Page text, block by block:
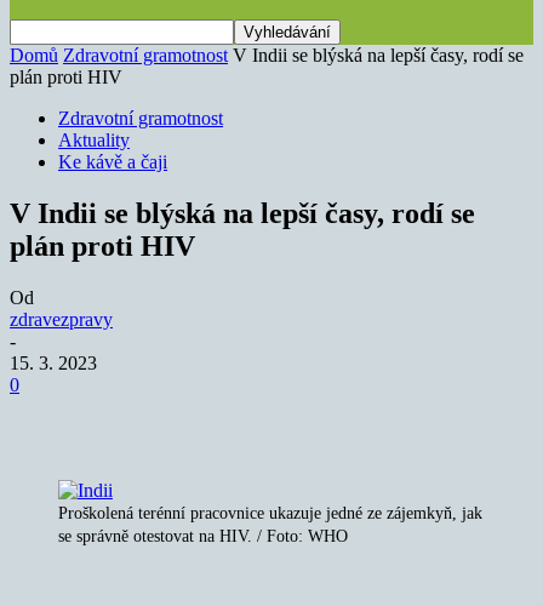
Domů Zdravotní gramotnost V Indii se blýská na lepší časy, rodí se
plán proti HIV
Zdravotní gramotnost
Aktuality
Ke kávě a čaji
V Indii se blýská na lepší časy, rodí se
plán proti HIV
Od
zdravezpravy
-
15. 3. 2023
0
Proškolená terénní pracovnice ukazuje jedné ze zájemkyň, jak
se správně otestovat na HIV. / Foto: WHO